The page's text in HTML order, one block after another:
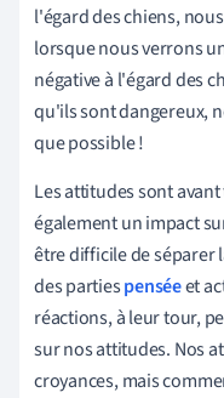
l'égard des chiens,
lorsque nous verrons
négative à l'égard des
qu'ils sont dangereux,
que possible !
Les attitudes sont
également un impact
être difficile de
des partiespenséeet
réactions, à leur tour,
sur nos attitudes. Nos
croyances, mais